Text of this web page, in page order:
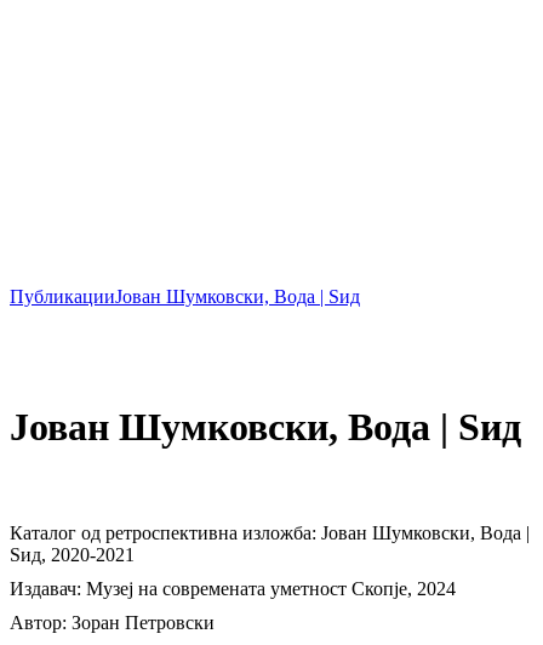
ПубликацииЈован Шумковски, Вода | Ѕид
Јован Шумковски, Вода | Ѕид
Каталог од ретроспективна изложба: Јован Шумковски, Вода |
Ѕид, 2020-2021
Издавач: Музеј на современата уметност Скопје, 2024
Автор: Зоран Петровски